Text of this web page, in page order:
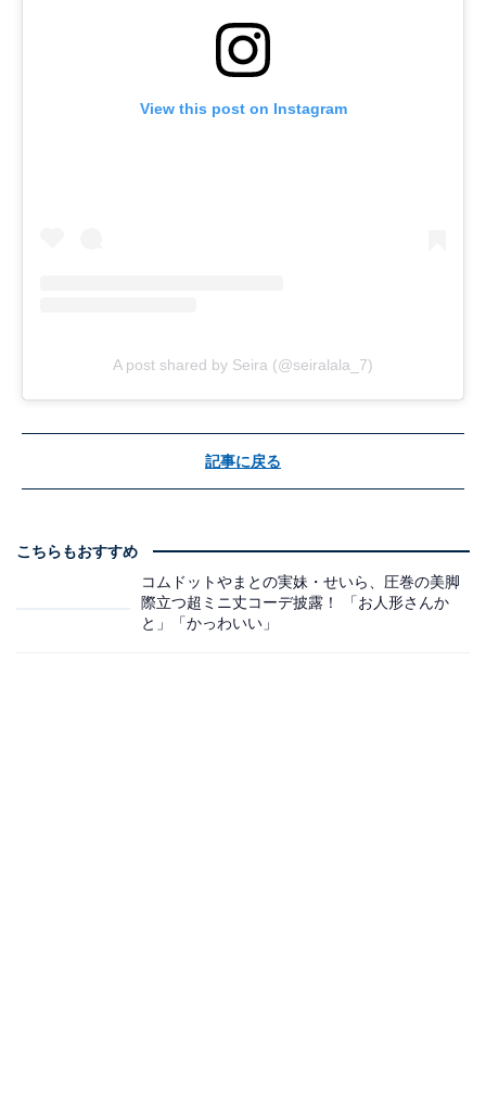
View this post on Instagram
A post shared by Seira (@seiralala_7)
記事に戻る
こちらもおすすめ
コムドットやまとの実妹・せいら、圧巻の美脚
際立つ超ミニ丈コーデ披露！ 「お人形さんか
と」「かっわいい」